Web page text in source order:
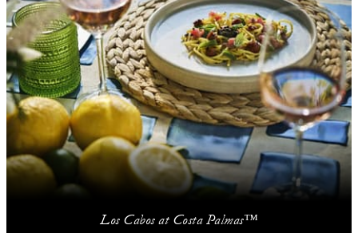
Los Cabos at Costa Palmas™